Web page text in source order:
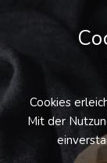
Cookies
Mit der